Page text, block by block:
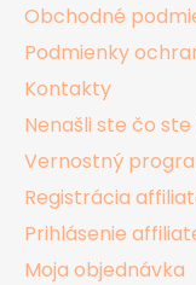
Obchodné
Podmienky
Kontakty
Nenašli ste čo
Vernostný
Registrácia
Prihlásenie
Moja objednávka